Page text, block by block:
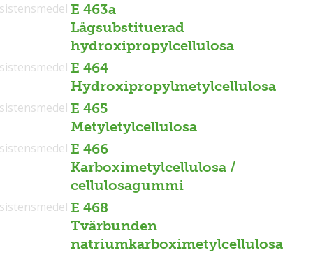
E 463a
Lågsubstituerad
hydroxipropylcellulosa
E 464
Hydroxipropylmetylcellulosa
E 465
Metyletylcellulosa
E 466
Karboximetylcellulosa /
cellulosagummi
E 468
Tvärbunden
natriumkarboximetylcellulosa